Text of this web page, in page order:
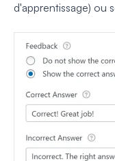
d'apprentissage) ou